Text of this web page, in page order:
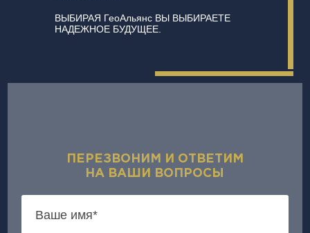
ВЫБИРАЯ ГеоАльянс ВЫ ВЫБИРАЕТЕ
НАДЕЖНОЕ БУДУЩЕЕ.
ПЕРЕЗВОНИМ И ОТВЕТИМ
НА ВАШИ ВОПРОСЫ